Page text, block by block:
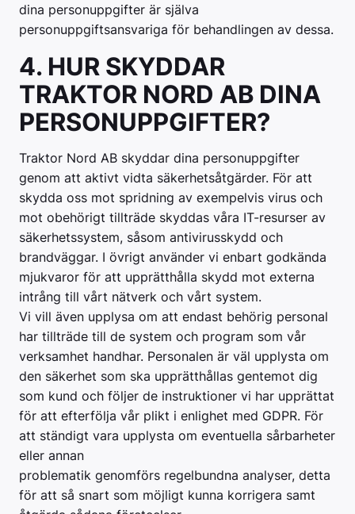
dina personuppgifter är själva
personuppgiftsansvariga för behandlingen av dessa.
4. HUR SKYDDAR
TRAKTOR NORD AB DINA
PERSONUPPGIFTER?
Traktor Nord AB skyddar dina personuppgifter
genom att aktivt vidta säkerhetsåtgärder. För att
skydda oss mot spridning av exempelvis virus och
mot obehörigt tillträde skyddas våra IT-resurser av
säkerhetssystem, såsom antivirusskydd och
brandväggar. I övrigt använder vi enbart godkända
mjukvaror för att upprätthålla skydd mot externa
intrång till vårt nätverk och vårt system.
Vi vill även upplysa om att endast behörig personal
har tillträde till de system och program som vår
verksamhet handhar. Personalen är väl upplysta om
den säkerhet som ska upprätthållas gentemot dig
som kund och följer de instruktioner vi har upprättat
för att efterfölja vår plikt i enlighet med GDPR. För
att ständigt vara upplysta om eventuella sårbarheter
eller annan
problematik genomförs regelbundna analyser, detta
för att så snart som möjligt kunna korrigera samt